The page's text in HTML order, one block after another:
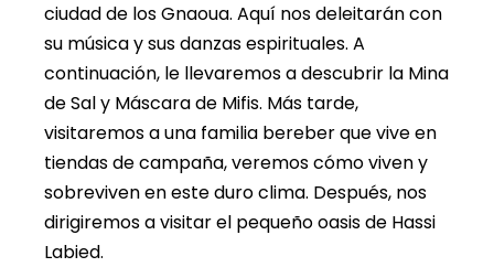
ciudad de los Gnaoua. Aquí nos deleitarán con
su música y sus danzas espirituales. A
continuación, le llevaremos a descubrir la Mina
de Sal y Máscara de Mifis. Más tarde,
visitaremos a una familia bereber que vive en
tiendas de campaña, veremos cómo viven y
sobreviven en este duro clima. Después, nos
dirigiremos a visitar el pequeño oasis de Hassi
Labied.